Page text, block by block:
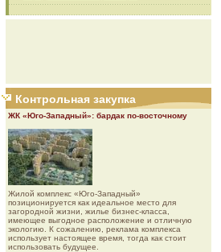
Контрольная закупка
ЖК «Юго-Западный»: бардак по-восточному
Жилой комплекс «Юго-Западный»
позиционируется как идеальное место для
загородной жизни, жилье бизнес-класса,
имеющее выгодное расположение и отличную
экологию. К сожалению, реклама комплекса
использует настоящее время, тогда как стоит
использовать будущее.